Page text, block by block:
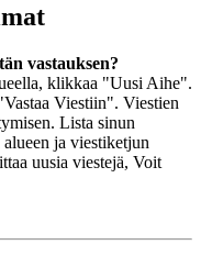
vastauksen?
klikkaa "Uusi Aihe".
Viestiin". Viestien
Lista sinun
ja viestiketjun
uusia viestejä, Voit